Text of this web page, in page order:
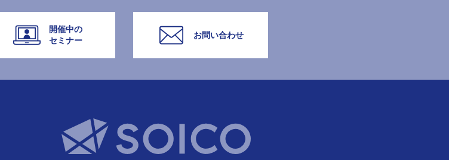
開催中の
セミナー
お問い合わせ